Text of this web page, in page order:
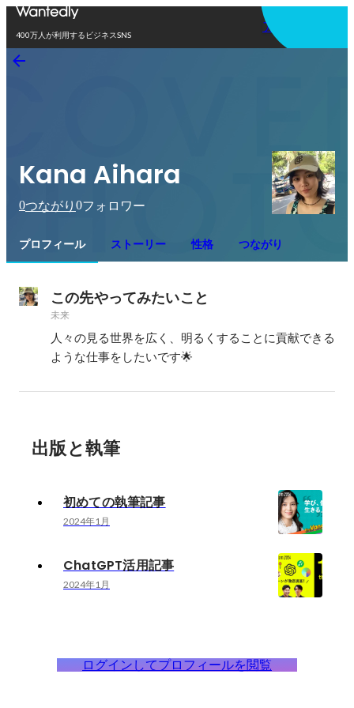
400万人が利用するビジネスSNS
アプリを使う
Kana Aihara
0つながり 0フォロワー
プロフィール ストーリー 性格 つながり
この先やってみたいこと
未来
人々の見る世界を広く、明るくすることに貢献できる
ような仕事をしたいです🌟
出版と執筆
初めての執筆記事
2024年1月
ChatGPT活用記事
2024年1月
ログインしてプロフィールを閲覧